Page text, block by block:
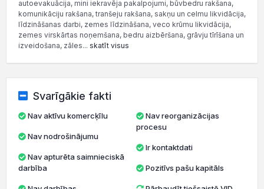
autoevakuācija, mini iekravēja pakalpojumi, būvbedru rakšana,
komunikāciju rakšana, tranšeju rakšana, sakņu un celmu likvidācija,
līdzināšanas darbi, zemes līdzināšana, veco krūmu likvidācija,
zemes virskārtas noņemšana, bedru aizbēršana, grāvju tīrīšana un
izveidošana, zāles... skatīt visus
Svarīgākie fakti
Nav aktīvu komercķīlu
Nav nodrošinājumu
darbība
Nav reorganizācijas
procesu
Ir kontaktdati
Pozitīvs pašu kapitāls